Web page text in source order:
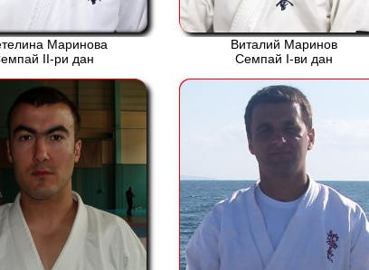
Маринова
ІІ-ри дан
Виталий Маринов
Семпай І-ви дан